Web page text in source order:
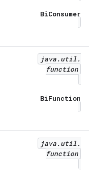
BiConsumer
java.util.
function
BiFunction
java.util.
function